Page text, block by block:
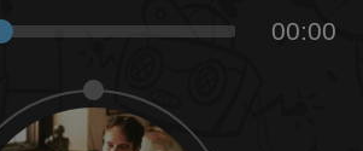
00:00